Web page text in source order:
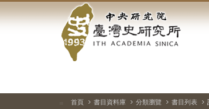
到
中
央
研
院-
::: 首頁 書目資料庫 分類瀏覽 書目列表